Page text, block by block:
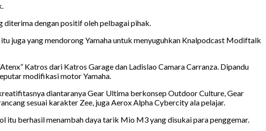
dengan positif oleh pelbagai pihak.
juga yang mendorong Yamaha untuk menyuguhkan Knalpodcast Modiftalk
Katros dari Katros Garage dan Ladislao Camara Carranza. Dipandu
modifikasi motor Yamaha.
diantaranya Gear Ultima berkonsep Outdoor Culture, Gear
sesuai karakter Zee, juga Aerox Alpha Cybercity ala pelajar.
itu berhasil menambah daya tarik Mio M3 yang disukai para penggemar.